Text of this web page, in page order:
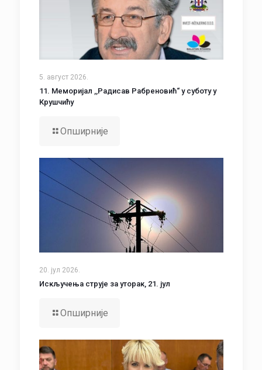
5. август 2026.
11. Меморијал ,,Радисав Рабреновић“ у суботу у
Крушчићу
Опширније
20. јул 2026.
Искључења струје за уторак, 21. јул
Опширније